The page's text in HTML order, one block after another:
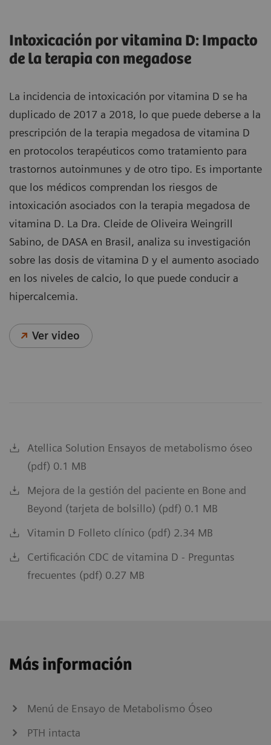
Intoxicación por vitamina D: Impacto
de la terapia con megadose
La incidencia de intoxicación por vitamina D se ha
duplicado de 2017 a 2018, lo que puede deberse a la
prescripción de la terapia megadosa de vitamina D
en protocolos terapéuticos como tratamiento para
trastornos autoinmunes y de otro tipo. Es importante
que los médicos comprendan los riesgos de
intoxicación asociados con la terapia megadosa de
vitamina D. La Dra. Cleide de Oliveira Weingrill
Sabino, de DASA en Brasil, analiza su investigación
sobre las dosis de vitamina D y el aumento asociado
en los niveles de calcio, lo que puede conducir a
hipercalcemia.
Ver video
Atellica Solution Ensayos de metabolismo óseo
(pdf) 0.1 MB
Mejora de la gestión del paciente en Bone and
Beyond (tarjeta de bolsillo) (pdf) 0.1 MB
Vitamin D Folleto clínico (pdf) 2.34 MB
Certificación CDC de vitamina D - Preguntas
frecuentes (pdf) 0.27 MB
Más información
Menú de Ensayo de Metabolismo Óseo
PTH intacta